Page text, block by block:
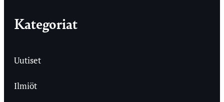
Kategoriat
Uutiset
Ilmiöt